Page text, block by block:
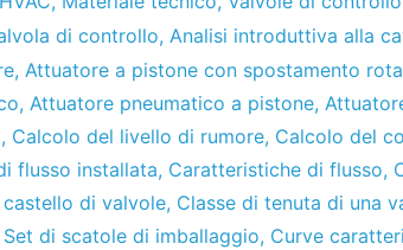
di controllo, Analisi introduttiva alla
, Attuatore a pistone con spostamento
, Attuatore pneumatico a pistone,
, Calcolo del livello di rumore, Calcolo del
flusso installata, Caratteristiche di flusso,
castello di valvole, Classe di tenuta di una
Set di scatole di imballaggio, Curve